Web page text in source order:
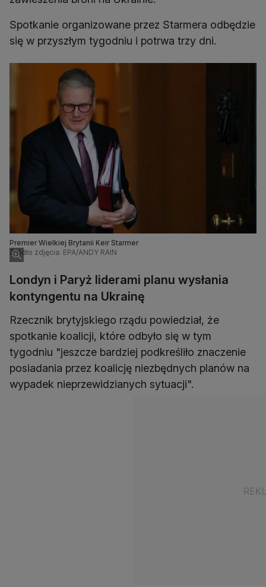
Spotkanie organizowane przez Starmera odbędzie
się w przyszłym tygodniu i potrwa trzy dni.
Premier Wielkiej Brytanii Keir Starmer
Źródło zdjęcia: EPA/ANDY RAIN
Londyn i Paryż liderami planu wysłania
kontyngentu na Ukrainę
Rzecznik brytyjskiego rządu powiedział, że
spotkanie koalicji, które odbyło się w tym
tygodniu "jeszcze bardziej podkreśliło znaczenie
posiadania przez koalicję niezbędnych planów na
wypadek nieprzewidzianych sytuacji".